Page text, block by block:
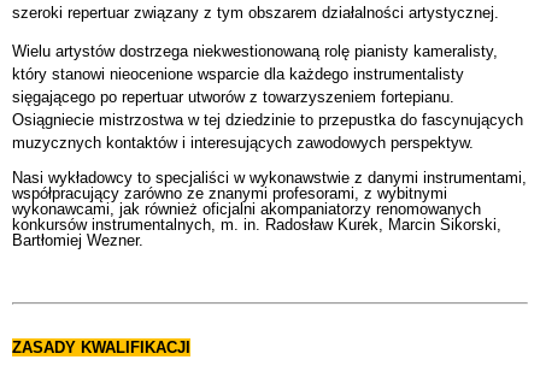
szeroki repertuar związany z tym obszarem działalności artystycznej.
Wielu artystów dostrzega niekwestionowaną rolę pianisty kameralisty,
który stanowi nieocenione wsparcie dla każdego instrumentalisty
sięgającego po repertuar utworów z towarzyszeniem fortepianu.
Osiągniecie mistrzostwa w tej dziedzinie to przepustka do fascynujących
muzycznych kontaktów i interesujących zawodowych perspektyw.
Nasi wykładowcy to specjaliści w wykonawstwie z danymi instrumentami,
współpracujący zarówno ze znanymi profesorami, z wybitnymi
wykonawcami, jak również oficjalni akompaniatorzy renomowanych
konkursów instrumentalnych, m. in. Radosław Kurek, Marcin Sikorski,
Bartłomiej Wezner.
ZASADY KWALIFIKACJI